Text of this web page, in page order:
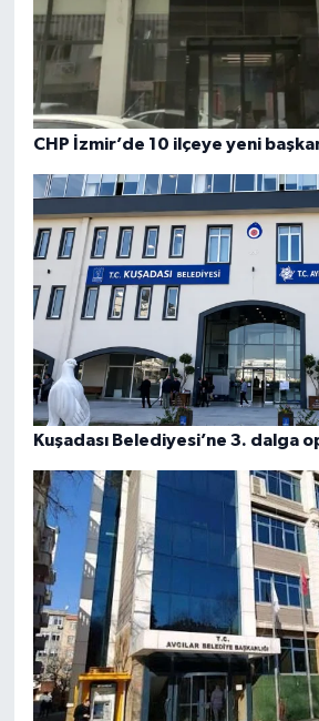
CHP İzmir’de 10 ilçeye yeni
Kuşadası Belediyesi’ne 3. dalga